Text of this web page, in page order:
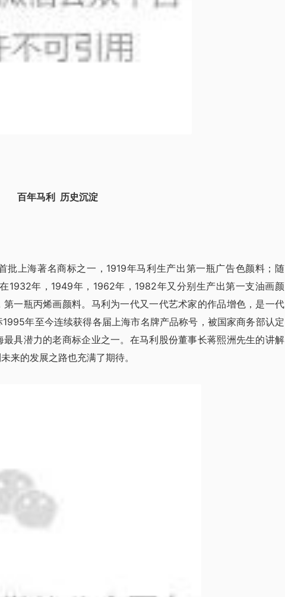
百年马利 历史沉淀
批上海著名商标之一，1919年马利生产出第一瓶广告色颜料；随
1932年，1949年，1962年，1982年又分别生产出第一支油画颜
一瓶丙烯画颜料。马利为一代又一代艺术家的作品增色，是一代
年至今连续获得各届上海市名牌产品称号，被国家商务部认定
具潜力的老商标企业之一。在马利股份董事长蒋熙洲先生的讲解
来的发展之路也充满了期待。